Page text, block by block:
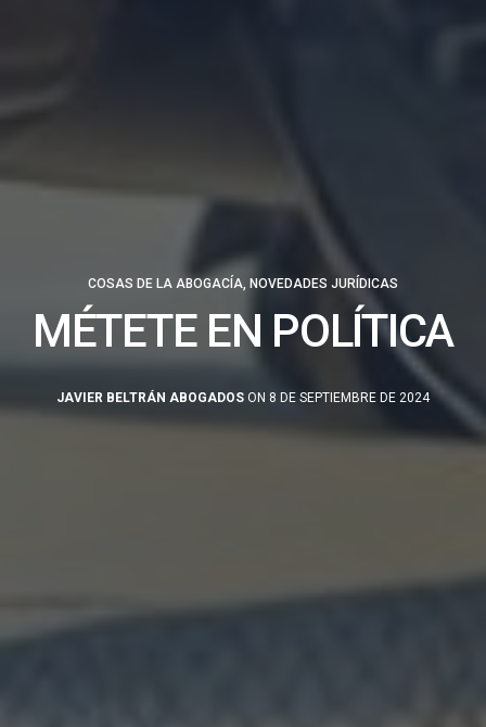
COSAS DE LA ABOGACÍA, NOVEDADES JURÍDICAS
MÉTETE EN POLÍTICA
JAVIER BELTRÁN ABOGADOS ON 8 DE SEPTIEMBRE DE 2024